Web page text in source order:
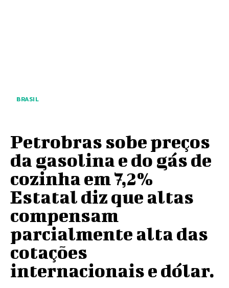
BRASIL
Petrobras sobe preços
da gasolina e do gás de
cozinha em 7,2%
Estatal diz que altas
compensam
parcialmente alta das
cotações
internacionais e dólar.